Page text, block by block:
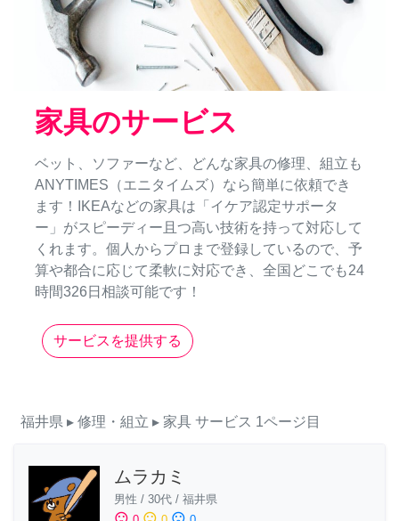
家具のサービス
ベット、ソファーなど、どんな家具の修理、組立も
ANYTIMES（エニタイムズ）なら簡単に依頼でき
ます！IKEAなどの家具は「イケア認定サポータ
ー」がスピーディー且つ高い技術を持って対応して
くれます。個人からプロまで登録しているので、予
算や都合に応じて柔軟に対応でき、全国どこでも24
時間326日相談可能です！
サービスを提供する
福井県 ▸ 修理・組立 ▸ 家具 サービス 1ページ目
ムラカミ
男性 / 30代 / 福井県
sentiment_satisfied sentiment_neutral sentiment_dissatisfied